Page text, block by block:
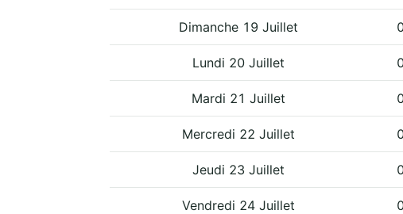
Dimanche 19 Juillet
Lundi 20 Juillet
Mardi 21 Juillet
Mercredi 22 Juillet
Jeudi 23 Juillet
Vendredi 24 Juillet